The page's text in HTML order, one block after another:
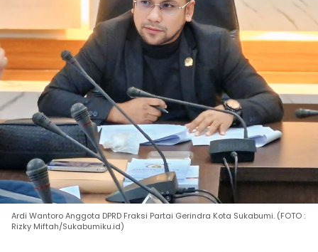
Ardi Wantoro Anggota DPRD Fraksi Partai Gerindra Kota Sukabumi. (FOTO :
Rizky Miftah/Sukabumiku.id)